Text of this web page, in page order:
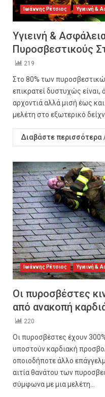
Ιωάννης Ρέτσιος Υγιεινή &
Υγιεινή &
Πυροσβεστικούς
219
Στο 80% των
επικρατεί δυστυχώς είναι,
αρχοντιά αλλά μισή έως
μελέτη στο εξωτερικό
Διαβάστε περισσότερα
Ιωάννης Ρέτσιος Υγιεινή &
Οι πυροσβέστες
από ανακοπή
220
Οι πυροσβέστες έχουν
υποστούν καρδιακή
οποιοδήποτε άλλο
αιτία θανάτου των
σύμφωνα με μια μελέτη...